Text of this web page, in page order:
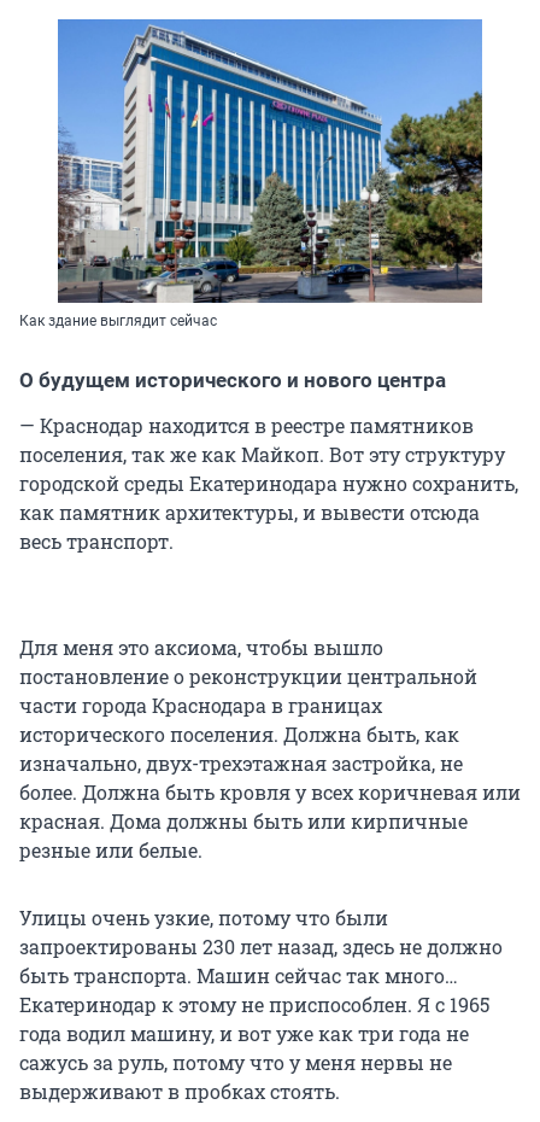
Как здание выглядит сейчас
О будущем исторического и нового центра
— Краснодар находится в реестре памятников
поселения, так же как Майкоп. Вот эту структуру
городской среды Екатеринодара нужно сохранить,
как памятник архитектуры, и вывести отсюда
весь транспорт.
Для меня это аксиома, чтобы вышло
постановление о реконструкции центральной
части города Краснодара в границах
исторического поселения. Должна быть, как
изначально, двух-трехэтажная застройка, не
более. Должна быть кровля у всех коричневая или
красная. Дома должны быть или кирпичные
резные или белые.
Улицы очень узкие, потому что были
запроектированы 230 лет назад, здесь не должно
быть транспорта. Машин сейчас так много…
Екатеринодар к этому не приспособлен. Я с 1965
года водил машину, и вот уже как три года не
сажусь за руль, потому что у меня нервы не
выдерживают в пробках стоять.